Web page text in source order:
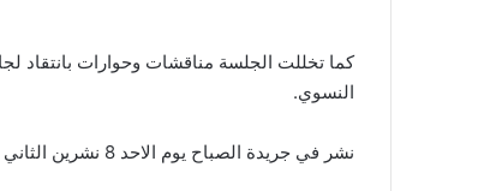
كما تخللت الجلسة مناقشات وحوارات بانتقاد
النسوي.
نشر في جريدة الصباح يوم الاحد 8 نشرين الثاني 2015 العدد رقم 3529 موجودة على الرابط ادناه: